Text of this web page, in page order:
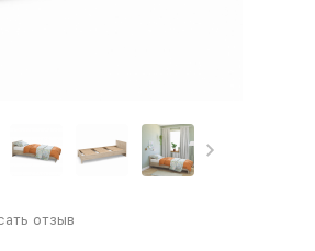
отзыв